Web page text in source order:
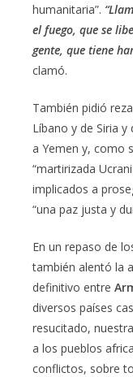
humanitaria”.
el fuego, que se
gente, que tiene
clamó.
También pidió
Líbano y de Siria
a Yemen y, como
“martirizada
implicados a
“una paz justa y
En un repaso de
también alentó la
definitivo entre
diversos países
resucitado,
a los pueblos
conflictos, sobre